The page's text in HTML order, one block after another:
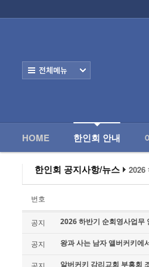
HOME 한인회 안내
한인회 공지사항/뉴스
2026
2026
2026
번호
공지 2026 하반기 순회영사업무
공지 왕과 사는 남자 앨버커키에
알버커키 감리교회 부흥회
한인회 안내
- 한인회 연혁
- 한인회 역대회장
- 한인회소식/공지사항
- Event Photos
- 행사 일정표